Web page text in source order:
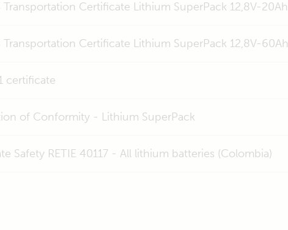
Transportation Certificate Lithium SuperPack 12,8V-20Ah
Transportation Certificate Lithium SuperPack 12,8V-60Ah
certificate
of Conformity - Lithium SuperPack
Safety RETIE 40117 - All lithium batteries (Colombia)